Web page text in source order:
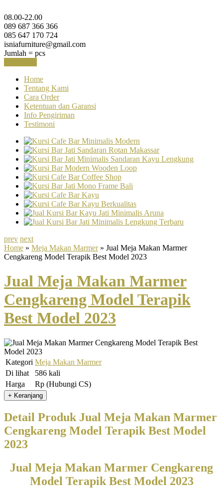
08.00-22.00
089 687 366 366
085 647 170 724
isniafurniture@gmail.com
Jumlah = pcs
Home
Tentang Kami
Cara Order
Ketentuan dan Garansi
Info Pengiriman
Testimoni
prev next
Home » Meja Makan Marmer» Jual Meja Makan Marmer
Cengkareng Model Terapik Best Model 2023
Jual Meja Makan Marmer
Cengkareng Model Terapik
Best Model 2023
Kategori Meja Makan Marmer
Di lihat
586 kali
Harga
Rp (Hubungi CS)
Detail Produk Jual Meja Makan Marmer
Cengkareng Model Terapik Best Model
2023
Jual Meja Makan Marmer Cengkareng
Model Terapik Best Model 2023